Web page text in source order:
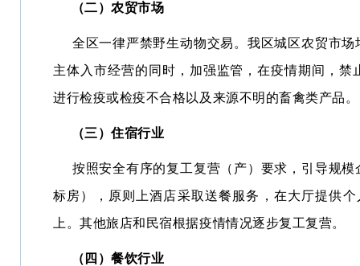
（二）农贸市场
全区一律严禁野生动物交易。我区城区农贸市场
主体入市经营的同时，加强监管，在疫情期间，
进行检疫或检疫不合格以及来源不明的畜禽类产品。
（三）住宿行业
按照安全有序的复工复营（产）要求，引导规模
标房），原则上酒店采取送餐服务，在大厅提供
上。其他旅店和民宿根据疫情情况逐步复工复营。
（四）餐饮行业